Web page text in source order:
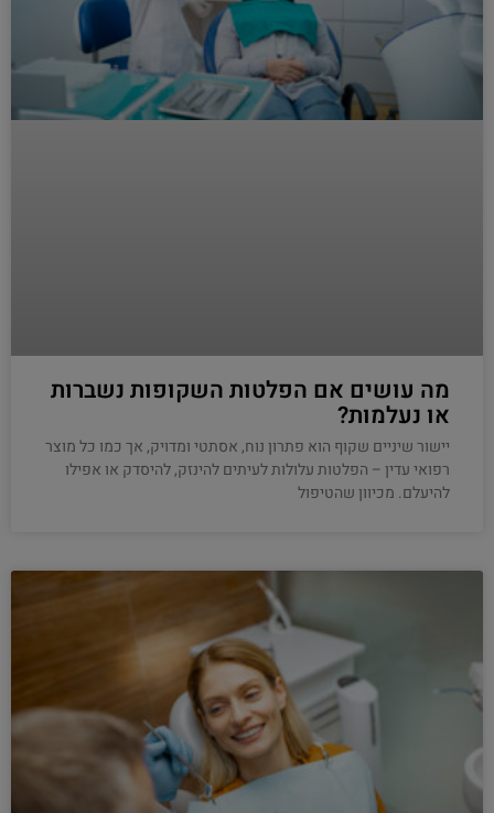
מה עושים אם הפלטות השקופות נשברות
או נעלמות?
יישור שיניים שקוף הוא פתרון נוח, אסתטי ומדויק, אך כמו כל מוצר
רפואי עדין – הפלטות עלולות לעיתים להינזק, להיסדק או אפילו
להיעלם. מכיוון שהטיפול